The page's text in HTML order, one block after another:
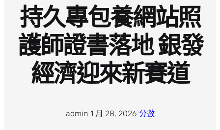
持久專包養網站照
護師證書落地 銀發
經濟迎來新賽道
admin· 1 月 28, 2026· 分數